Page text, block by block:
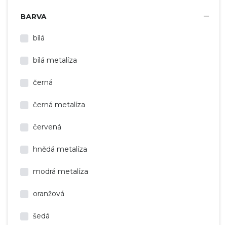
BARVA
bílá
bílá metalíza
černá
černá metalíza
červená
hnědá metalíza
modrá metalíza
oranžová
šedá